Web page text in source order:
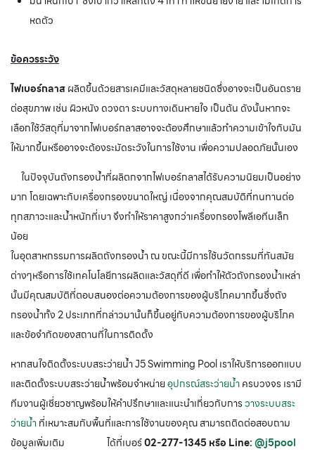
หดตัว
ข้อควรระวัง
ไฟเบอร์กลาสผลิตขึ้นด้วยสารเคมีและวัสดุหลายชนิดซึ่งอาจจะเป็นอันตราย
ต่อสุขภาพ เช่น ผิวหนัง ดวงตา ระบบทางเดินหายใจ เป็นต้น ดังนั้นหากจะ
เลือกใช้วัสดุที่มาจากไฟเบอร์กลาสอาจจะต้องศึกษาแล้วทำความเข้าใจกับมัน
ให้มากขึ้นหรืออาจจะต้องระมัดระวังในการใช้งาน เพื่อความปลอดภัยนั้นเอง
ในปัจจุบันถังกรองน้ำที่ผลิตกจากไฟเบอร์กลาสได้รับความนิยมเป็นอย่าง
มาก โดยเฉพาะกับเครื่องกรองขนาดใหญ่ เนื่องจากคุณสมบัติที่ทนทานต่อ
ทุกสภาวะและน้ำหนักที่เบา จึงทำให้ราคาสูงกว่าเครื่องกรองโพลีเอทีนเล็ก
น้อย
ในอุตสาหกรรมการผลิตถังกรองน้ำ ณ ขณะนี้มีการใช้นวัตกรรมที่ทันสมัย
ต่างๆหรือการใช้เทคโนโลยีการผลิตและวัสดุที่ดี เพื่อทำให้ตัวถังกรองน้ำเหล่า
นั้นมีคุณสมบัติที่ตอบสนองต่อความต้องการของผู้บริโภคมากขึ้นซึ่งถัง
กรองน้ำทั้ง 2 ประเภทที่กล่าวมานั้นก็ขึ้นอยู่กับความต้องการของผู้บริโภค
และข้อจำกัดของสถานที่ในการติดตั้ง
หากสนใจติดตั้งระบบสระว่ายน้ำ J5 Swimming Pool เราให้บริการออกแบบ
และติดตั้งระบบสระว่ายน้ำพร้อมจำหน่ายอุปกรณ์สระว่ายน้ำครบวงจร เรามี
ทีมงานผู้เชี่ยวชาญพร้อมให้คำปรึกษาและแนะนำเกี่ยวกับการวางระบบสระ
ว่ายน้ำที่เหมาะสมกับพื้นที่และการใช้งานของคุณ สามารถติดต่อสอบถาม
ข้อมูลเพิ่มเติม ได้ที่เบอร์02-277-1345 หรือ Line:@j5pool